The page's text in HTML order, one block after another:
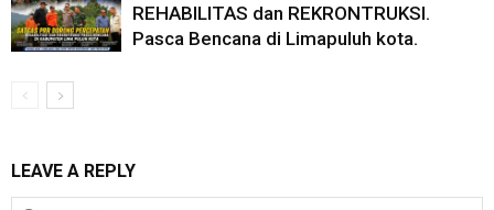
REHABILITAS dan REKRONTRUKSI.
Pasca Bencana di Limapuluh kota.
LEAVE A REPLY